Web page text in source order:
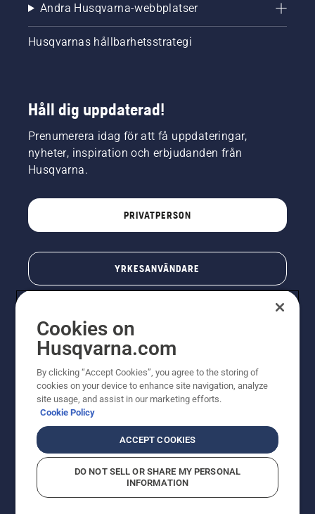
Andra Husqvarna-webbplatser
Husqvarnas hållbarhetsstrategi
Håll dig uppdaterad!
Prenumerera idag för att få uppdateringar,
nyheter, inspiration och erbjudanden från
Husqvarna.
PRIVATPERSON
YRKESANVÄNDARE
© Husqvarna AB (publ). All rights reserved. Priserna
som visas är rekommenderade cirkapriser. Alla angivna
priser är rekommenderade försäljningspriser (inkl.
moms) om inte produkten är tillgänglig för direkt köp.
CookiepolicyAnvändningsvillkor Sekretessmeddelande
Rapportera misstänkta överträdelser
Cookies on
Husqvarna.com
By clicking “Accept Cookies”, you agree to the storing of
cookies on your device to enhance site navigation, analyze
site usage, and assist in our marketing efforts.
Cookie Policy
ACCEPT COOKIES
DO NOT SELL OR SHARE MY PERSONAL
INFORMATION